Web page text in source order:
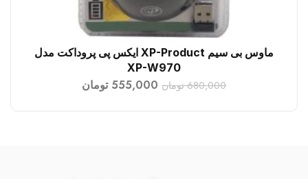
افزودن به سبد خریدماوس بی سیم XP-Product ایکس پی پروداکت مدل
XP-W970
680,000 تومان 555,000 تومان